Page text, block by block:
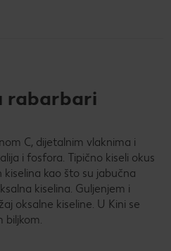
rabarbari
C, dijetalnim vlaknima i
i fosfora. Tipično kiseli okus
kao što su jabučna
kiselina. Guljenjem i
oksalne kiseline. U Kini se
biljkom.